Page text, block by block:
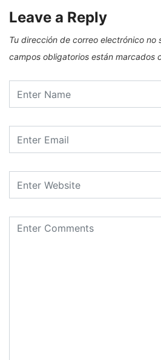
Leave a Reply
Tu dirección de correo electrónico no
campos obligatorios están marcados